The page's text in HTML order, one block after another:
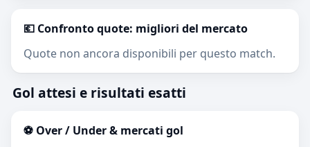
💶 Confronto quote: migliori del mercato
Quote non ancora disponibili per questo match.
Gol attesi e risultati esatti
⚽ Over / Under & mercati gol